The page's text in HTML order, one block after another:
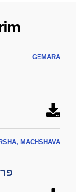
GEMARA
MACHSHAVA